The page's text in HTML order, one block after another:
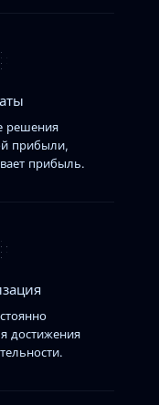
решения
прибыли,
прибыль.
достижения